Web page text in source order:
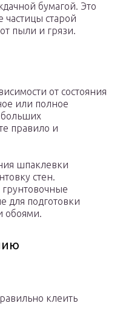
бумагой. Это
частицы старой
пыли и грязи.
от состояния
или полное
правило и
шпаклевки
стен.
для подготовки
обоями.
клеить